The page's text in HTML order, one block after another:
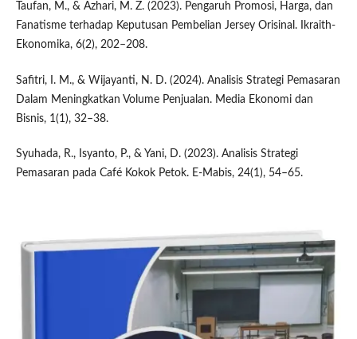
Taufan, M., & Azhari, M. Z. (2023). Pengaruh Promosi, Harga, dan
Fanatisme terhadap Keputusan Pembelian Jersey Orisinal. Ikraith-
Ekonomika, 6(2), 202–208.
Safitri, I. M., & Wijayanti, N. D. (2024). Analisis Strategi Pemasaran
Dalam Meningkatkan Volume Penjualan. Media Ekonomi dan
Bisnis, 1(1), 32–38.
Syuhada, R., Isyanto, P., & Yani, D. (2023). Analisis Strategi
Pemasaran pada Café Kokok Petok. E-Mabis, 24(1), 54–65.